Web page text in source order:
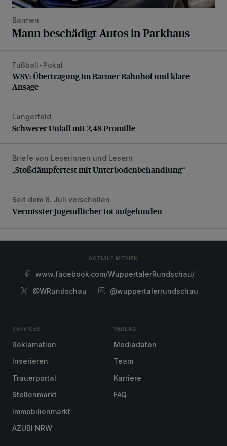
Barmen
Mann beschädigt Autos in Parkhaus
WSV: Übertragung im Barmer Bahnhof und klare Ansage
Fußball-Pokal
WSV: Übertragung im Barmer Bahnhof und klare
Ansage
Schwerer Unfall mit 2,48 Promille
Langerfeld
Schwerer Unfall mit 2,48 Promille
„Stoßdämpfertest mit Unterbodenbehandlung“
Briefe von Leserinnen und Lesern
„Stoßdämpfertest mit Unterbodenbehandlung“
Vermisster Jugendlicher tot aufgefunden
Seit dem 8. Juli verschollen
Vermisster Jugendlicher tot aufgefunden
SOZIALE MEDIEN
www.facebook.com/WuppertalerRundschau/
@WRundschau
@wuppertalerrundschau
SERVICES
Reklamation
Inserieren
Trauerportal
Stellenmarkt
Immobilienmarkt
AZUBI NRW
VERLAG
Mediadaten
Team
Karriere
FAQ